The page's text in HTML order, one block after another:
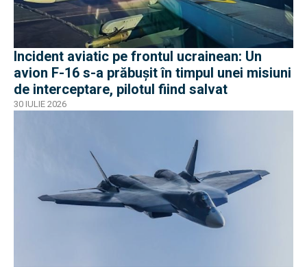
Incident aviatic pe frontul ucrainean: Un
avion F-16 s-a prăbușit în timpul unei misiuni
de interceptare, pilotul fiind salvat
30 IULIE 2026